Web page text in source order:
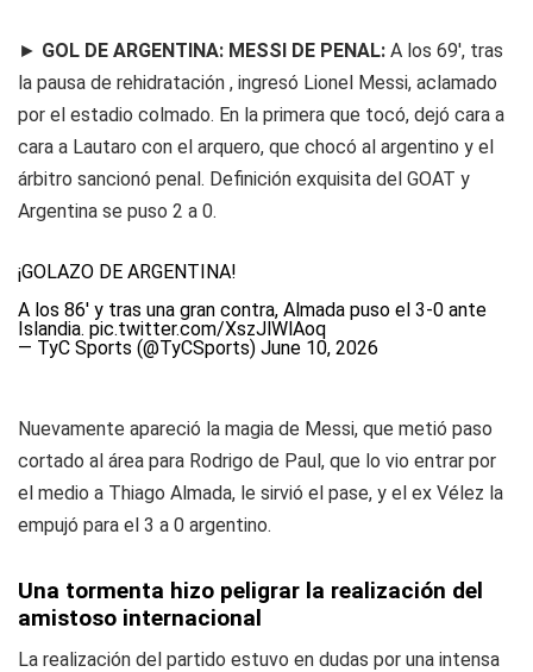
► GOL DE ARGENTINA: MESSI DE PENAL: A los 69', tras
la pausa de rehidratación , ingresó Lionel Messi, aclamado
por el estadio colmado. En la primera que tocó, dejó cara a
cara a Lautaro con el arquero, que chocó al argentino y el
árbitro sancionó penal. Definición exquisita del GOAT y
Argentina se puso 2 a 0.
¡GOLAZO DE ARGENTINA!
A los 86' y tras una gran contra, Almada puso el 3-0 ante
Islandia. pic.twitter.com/XszJlWlAoq
— TyC Sports (@TyCSports) June 10, 2026
Nuevamente apareció la magia de Messi, que metió paso
cortado al área para Rodrigo de Paul, que lo vio entrar por
el medio a Thiago Almada, le sirvió el pase, y el ex Vélez la
empujó para el 3 a 0 argentino.
Una tormenta hizo peligrar la realización del
amistoso internacional
La realización del partido estuvo en dudas por una intensa